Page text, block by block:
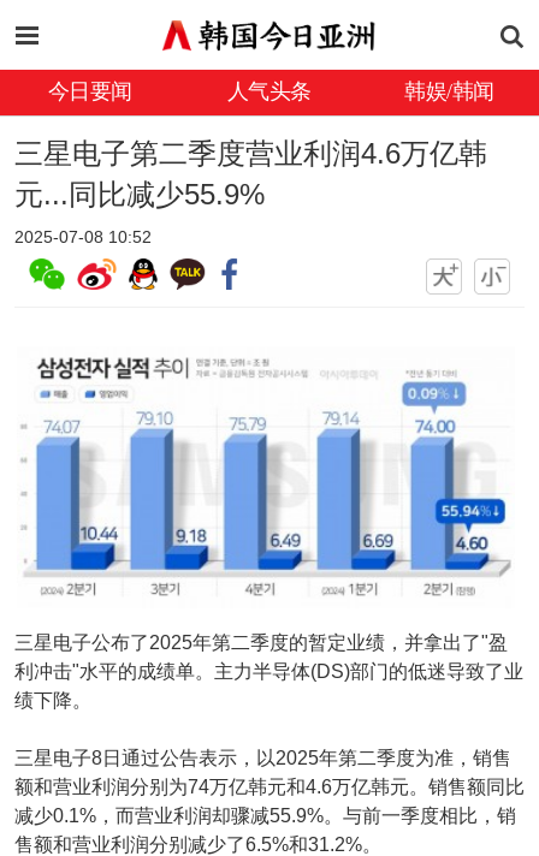
今日要闻 人气头条 韩娱/韩闻
三星电子第二季度营业利润4.6万亿韩
元...同比减少55.9%
2025-07-08 10:52
三星电子公布了2025年第二季度的暂定业绩，并拿出了"盈
利冲击"水平的成绩单。主力半导体(DS)部门的低迷导致了业
绩下降。
三星电子8日通过公告表示，以2025年第二季度为准，销售
额和营业利润分别为74万亿韩元和4.6万亿韩元。销售额同比
减少0.1%，而营业利润却骤减55.9%。与前一季度相比，销
售额和营业利润分别减少了6.5%和31.2%。